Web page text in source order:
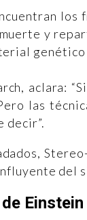
y
aclara:
las
decir”.
del
Einstein